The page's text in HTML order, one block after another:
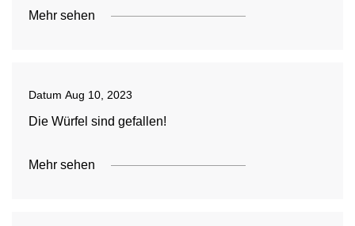
Mehr sehen
Datum Aug 10, 2023
Die Würfel sind gefallen!
Mehr sehen